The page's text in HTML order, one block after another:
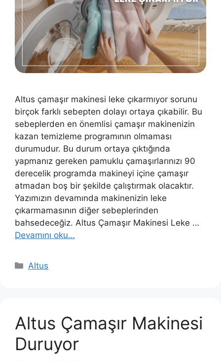
Altus çamaşır makinesi leke çıkarmıyor sorunu
birçok farklı sebepten dolayı ortaya çıkabilir. Bu
sebeplerden en önemlisi çamaşır makinenizin
kazan temizleme programının olmaması
durumudur. Bu durum ortaya çıktığında
yapmanız gereken pamuklu çamaşırlarınızı 90
derecelik programda makineyi içine çamaşır
atmadan boş bir şekilde çalıştırmak olacaktır.
Yazımızın devamında makinenizin leke
çıkarmamasının diğer sebeplerinden
bahsedeceğiz. Altus Çamaşır Makinesi Leke …
Devamını oku…
Kategoriler
Altus
Altus Çamaşır Makinesi
Duruyor